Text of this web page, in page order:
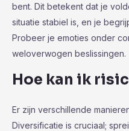
bent. Dit betekent dat je
situatie stabiel is, en je
Probeer je emoties onder
weloverwogen beslissingen.
Hoe kan ik
Er zijn verschillende
Diversificatie is cruciaal;